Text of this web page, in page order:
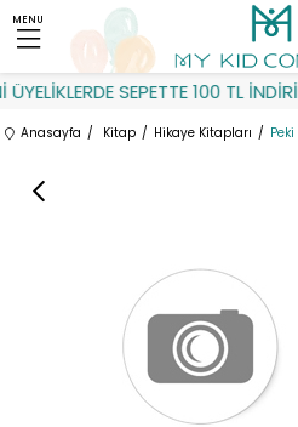
SEPETTE 100 TL
MENU
Anasayfa Kitap Hikaye Kitapları